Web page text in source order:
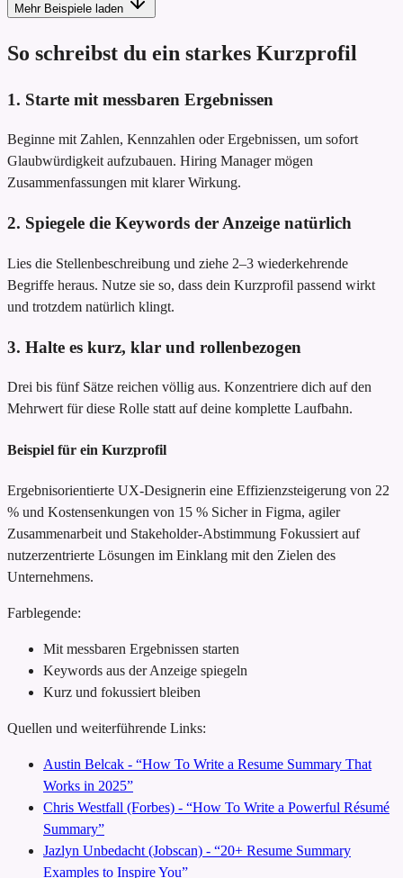
Mehr Beispiele laden
So schreibst du ein starkes Kurzprofil
1. Starte mit messbaren Ergebnissen
Beginne mit Zahlen, Kennzahlen oder Ergebnissen, um sofort
Glaubwürdigkeit aufzubauen. Hiring Manager mögen
Zusammenfassungen mit klarer Wirkung.
2. Spiegele die Keywords der Anzeige natürlich
Lies die Stellenbeschreibung und ziehe 2–3 wiederkehrende
Begriffe heraus. Nutze sie so, dass dein Kurzprofil passend wirkt
und trotzdem natürlich klingt.
3. Halte es kurz, klar und rollenbezogen
Drei bis fünf Sätze reichen völlig aus. Konzentriere dich auf den
Mehrwert für diese Rolle statt auf deine komplette Laufbahn.
Beispiel für ein Kurzprofil
Ergebnisorientierte UX-Designerin eine Effizienzsteigerung von 22
% und Kostensenkungen von 15 % Sicher in Figma, agiler
Zusammenarbeit und Stakeholder-Abstimmung Fokussiert auf
nutzerzentrierte Lösungen im Einklang mit den Zielen des
Unternehmens.
Farblegende:
Mit messbaren Ergebnissen starten
Keywords aus der Anzeige spiegeln
Kurz und fokussiert bleiben
Quellen und weiterführende Links:
Austin Belcak - “How To Write a Resume Summary That
Works in 2025”
Chris Westfall (Forbes) - “How To Write a Powerful Résumé
Summary”
Jazlyn Unbedacht (Jobscan) - “20+ Resume Summary
Examples to Inspire You”